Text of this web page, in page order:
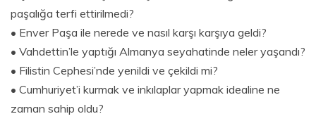
paşalığa terfi ettirilmedi?
• Enver Paşa ile nerede ve nasıl karşı karşıya geldi?
• Vahdettin’le yaptığı Almanya seyahatinde neler yaşandı?
• Filistin Cephesi’nde yenildi ve çekildi mi?
• Cumhuriyet’i kurmak ve inkılaplar yapmak idealine ne
zaman sahip oldu?